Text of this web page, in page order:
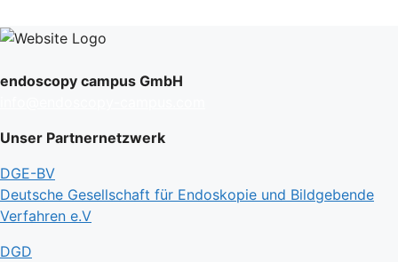
endoscopy campus GmbH
Unser Partnernetzwerk
DGE-BV
Deutsche Gesellschaft für Endoskopie und Bildgebende
Verfahren e.V
DGD